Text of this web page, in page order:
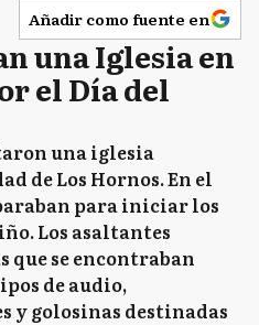
Añadir como fuente en
una Iglesia en
el Día del
una iglesia
de Los Hornos. En el
para iniciar los
Los asaltantes
que se encontraban
de audio,
y golosinas destinadas